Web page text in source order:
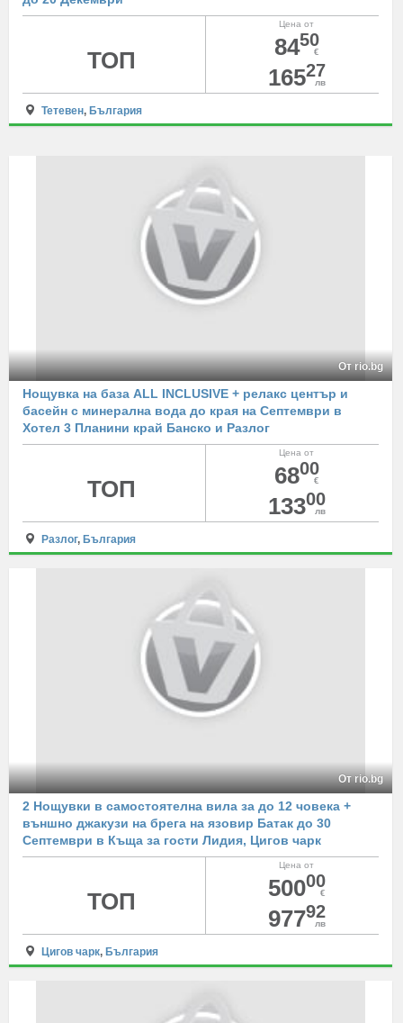
Цена от
8450
€
16527
лв
ТОП
Тетевен, България
От rio.bg
Нощувка на база ALL INCLUSIVE + релакс център и
басейн с минерална вода до края на Септември в
Хотел 3 Планини край Банско и Разлог
Цена от
6800
€
13300
лв
ТОП
Разлог, България
От rio.bg
2 Нощувки в самостоятелна вила за до 12 човека +
външно джакузи на брега на язовир Батак до 30
Септември в Къща за гости Лидия, Цигов чарк
Цена от
50000
€
97792
лв
ТОП
Цигов чарк, България